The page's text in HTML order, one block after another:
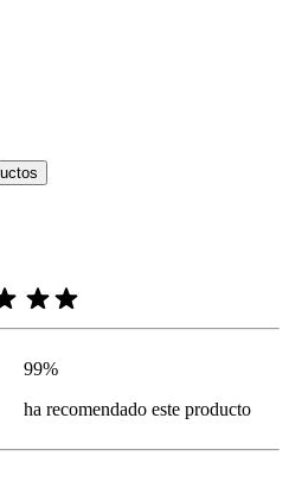
y cumplen con la política de
de reseñas de productos y
99%
ha recomendado este producto